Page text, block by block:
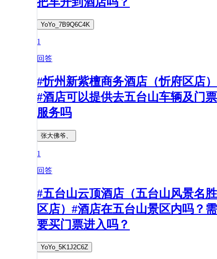
YoYo_7B9Q6C4K
1
回答
#忻州新紫檀商务酒店（忻府区店）
#酒店可以提供去五台山车辆及门票
服务吗
张大佛爷、
1
回答
#五台山云顶酒店（五台山风景名胜
区店）#酒店在五台山景区内吗？需
要买门票进入吗？
YoYo_5K1J2C6Z